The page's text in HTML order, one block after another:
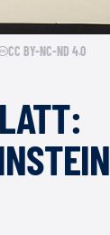
CC BY-NC-ND 4.0